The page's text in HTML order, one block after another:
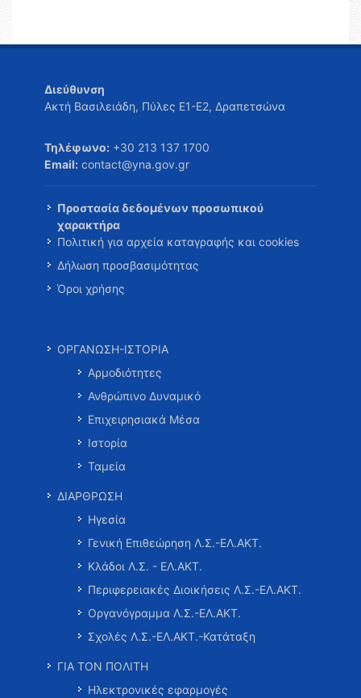
Διεύθυνση
Ακτή Βασιλειάδη, Πύλες Ε1-Ε2, Δραπετσώνα
Τηλέφωνο: +30 213 137 1700
Email: contact@yna.gov.gr
Προστασία δεδομένων προσωπικού
χαρακτήρα
Πολιτική για αρχεία καταγραφής και cookies
Δήλωση προσβασιμότητας
Όροι χρήσης
ΟΡΓΑΝΩΣΗ-ΙΣΤΟΡΙΑ
Αρμοδιότητες
Ανθρώπινο Δυναμικό
Επιχειρησιακά Μέσα
Ιστορία
Ταμεία
ΔΙΑΡΘΡΩΣΗ
Ηγεσία
Γενική Επιθεώρηση Λ.Σ.-ΕΛ.ΑΚΤ.
Κλάδοι Λ.Σ. - ΕΛ.ΑΚΤ.
Περιφερειακές Διοικήσεις Λ.Σ.-ΕΛ.ΑΚΤ.
Οργανόγραμμα Λ.Σ.-ΕΛ.ΑΚΤ.
Σχολές Λ.Σ.-ΕΛ.ΑΚΤ.-Κατάταξη
ΓΙΑ ΤΟΝ ΠΟΛΙΤΗ
Ηλεκτρονικές εφαρμογές